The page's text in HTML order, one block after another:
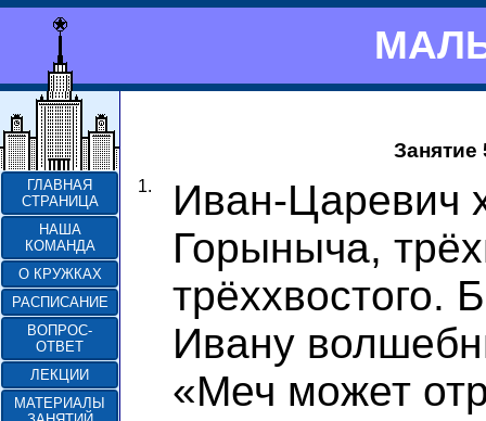
ГЛАВНАЯ
СТРАНИЦА
НАША
КОМАНДА
О КРУЖКАХ
РАСПИСАНИЕ
ВОПРОС-
ОТВЕТ
ЛЕКЦИИ
МАТЕРИАЛЫ
1.
Иван-Царевич
Горыныча,
трёххвостого.
Ивану
«Меч может